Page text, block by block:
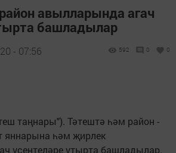
­авылларында агач
­баш­ладылар
- 07:56 592 0 0
таңнары"). Тәтештә һәм район
яннарына һәм җирлек
үсен­теләре ­утырта ­баш­ладылар.